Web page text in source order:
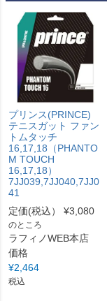
プリンス(PRINCE)
テニスガット ファン
トムタッチ
16,17,18（PHANTO
M TOUCH
16,17,18）
7JJ039,7JJ040,7JJ0
41
定価(税込）
¥3,080
のところ
ラフィノWEB本店
価格
¥2,464
税込